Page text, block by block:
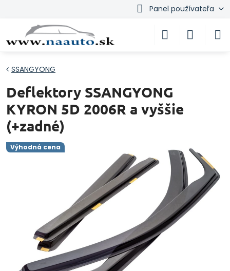
Panel používateľa
Výhodná cena
SSANGYONG
Deflektory SSANGYONG
KYRON 5D 2006R a vyššie
(+zadné)